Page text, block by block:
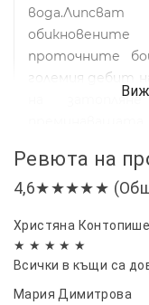
проточните
големия дебит
на
Което
температура
температура
силна
бойлери е, че
Ревюта на
4,6★★★★★
Христяна
★ ★ ★ ★ ★
Всички в къщи са
Мария Димитрова